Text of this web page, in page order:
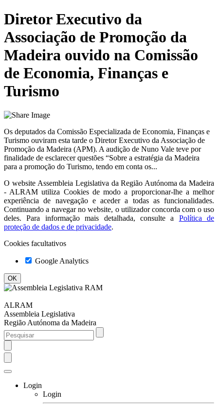
Diretor Executivo da
Associação de Promoção da
Madeira ouvido na Comissão
de Economia, Finanças e
Turismo
Os deputados da Comissão Especializada de Economia, Finanças e
Turismo ouviram esta tarde o Diretor Executivo da Associação de
Promoção da Madeira (APM). A audição de Nuno Vale teve por
finalidade de esclarecer questões “Sobre a estratégia da Madeira
para a promoção do Turismo, tendo em conta os...
O website Assembleia Legislativa da Região Autónoma da Madeira
- ALRAM utiliza Cookies de modo a proporcionar-lhe a melhor
experiência de navegação e aceder a todas as funcionalidades.
Continuando a navegar no website, o utilizador concorda com o uso
deles. Para informação mais detalhada, consulte a
Política de
proteção de dados e de privacidade.
Cookies facultativos
Google Analytics
ALRAM
Assembleia Legislativa
Região Autónoma da Madeira
Login
Login